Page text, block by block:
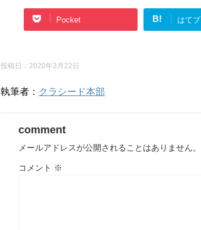
Pocket B! はてブ
投稿日： 2020年3月22日
執筆者： クラシード本部
comment
メールアドレスが公開されることはありません。
コメント ※